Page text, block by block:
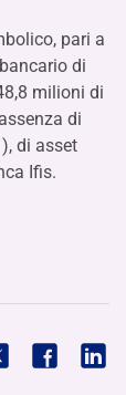
pari a
di
milioni di
di
di asset
Ifis.